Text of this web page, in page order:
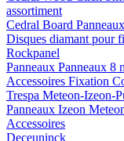
assortiment
Cedral Board Panneaux
Disques diamant pour
Rockpanel
Panneaux Panneaux 8
Accessoires Fixation
Trespa Meteon-Izeon-
Panneaux Izeon
Accessoires
Deceuninck